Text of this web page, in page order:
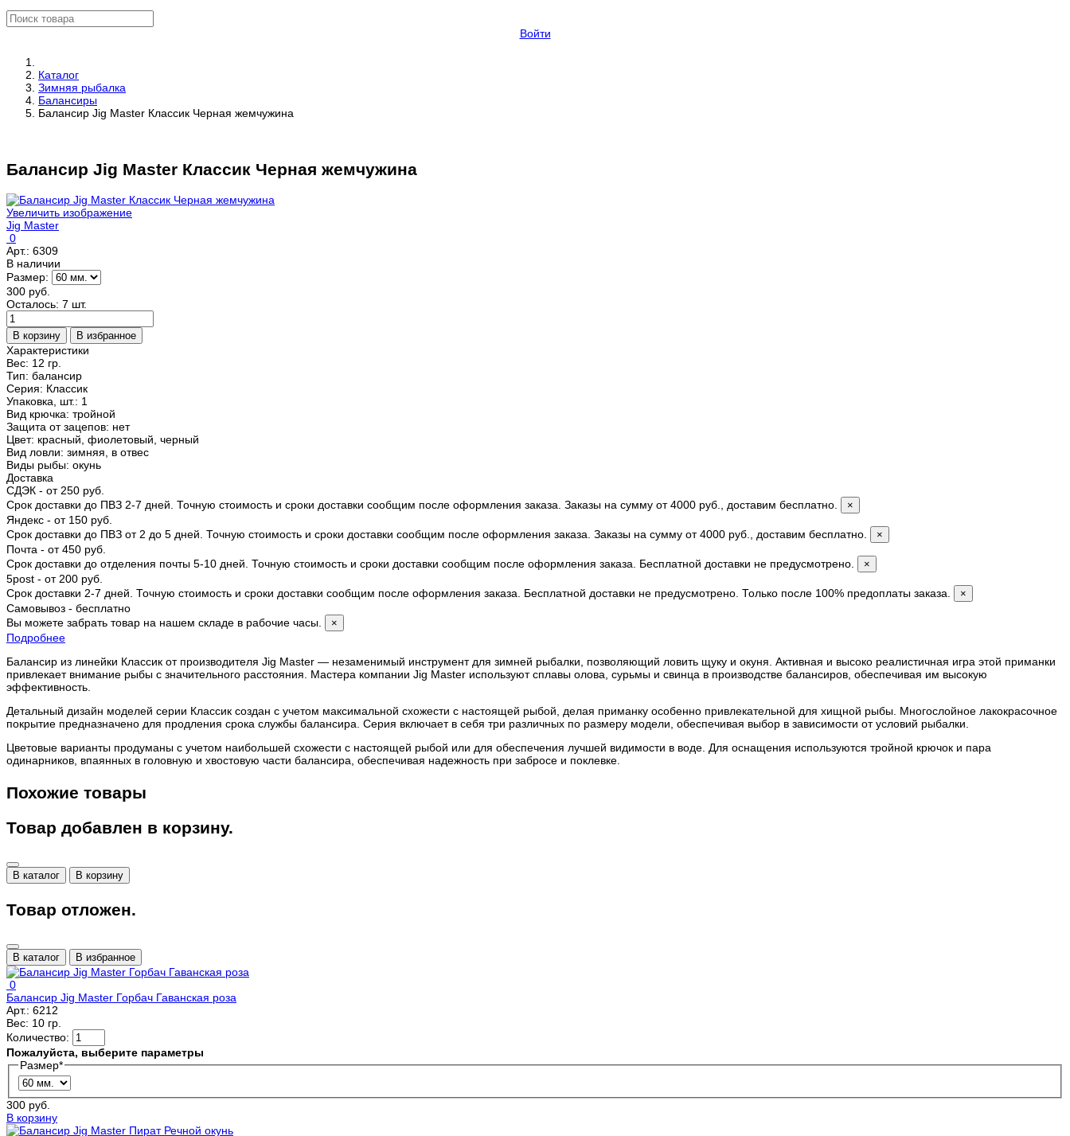
Войти
Каталог
Зимняя рыбалка
Балансиры
Балансир Jig Master Классик Черная жемчужина
Балансир Jig Master Классик Черная жемчужина
Увеличить изображение
Jig Master
0
Арт.: 6309
В наличии
Размер:
300 руб.
Осталось: 7 шт.
Характеристики
Вес: 12 гр.
Тип: балансир
Серия: Классик
Упаковка, шт.: 1
Вид крючка: тройной
Защита от зацепов: нет
Цвет: красный, фиолетовый, черный
Вид ловли: зимняя, в отвес
Виды рыбы: окунь
Доставка
СДЭК - от 250 руб.
Срок доставки до ПВЗ 2-7 дней. Точную стоимость и сроки доставки сообщим после оформления заказа. Заказы на сумму от 4000 руб., доставим бесплатно.
×
Яндекс - от 150 руб.
Срок доставки до ПВЗ от 2 до 5 дней. Точную стоимость и сроки доставки сообщим после оформления заказа. Заказы на сумму от 4000 руб., доставим бесплатно.
×
Почта - от 450 руб.
Срок доставки до отделения почты 5-10 дней. Точную стоимость и сроки доставки сообщим после оформления заказа. Бесплатной доставки не предусмотрено.
×
5post - от 200 руб.
Срок доставки 2-7 дней. Точную стоимость и сроки доставки сообщим после оформления заказа. Бесплатной доставки не предусмотрено. Только после 100% предоплаты заказа.
×
Самовывоз - бесплатно
Вы можете забрать товар на нашем складе в рабочие часы.
×
Подробнее
Балансир из линейки Классик от производителя Jig Master — незаменимый инструмент для зимней рыбалки, позволяющий ловить щуку и окуня. Активная и высоко реалистичная игра этой приманки
привлекает внимание рыбы с значительного расстояния. Мастера компании Jig Master используют сплавы олова, сурьмы и свинца в производстве балансиров, обеспечивая им высокую
эффективность.
Детальный дизайн моделей серии Классик создан с учетом максимальной схожести с настоящей рыбой, делая приманку особенно привлекательной для хищной рыбы. Многослойное лакокрасочное
покрытие предназначено для продления срока службы балансира. Серия включает в себя три различных по размеру модели, обеспечивая выбор в зависимости от условий рыбалки.
Цветовые варианты продуманы с учетом наибольшей схожести с настоящей рыбой или для обеспечения лучшей видимости в воде. Для оснащения используются тройной крючок и пара
одинарников, впаянных в головную и хвостовую части балансира, обеспечивая надежность при забросе и поклевке.
Похожие товары
Товар добавлен в корзину.
В каталог В корзину
Товар отложен.
В каталог В избранное
0
Балансир Jig Master Горбач Гаванская роза
Арт.: 6212
Вес: 10 гр.
Количество:
Пожалуйста, выберите параметры
Размер*
300 руб.
В корзину